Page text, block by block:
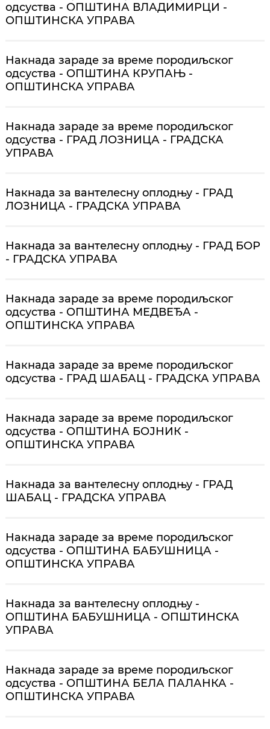
одсуства - ОПШТИНА ВЛАДИМИРЦИ -
ОПШТИНСКА УПРАВА
Накнада зараде за време породиљског
одсуства - ОПШТИНА КРУПАЊ -
ОПШТИНСКА УПРАВА
Накнада зараде за време породиљског
одсуства - ГРАД ЛОЗНИЦА - ГРАДСКА
УПРАВА
Накнада за вантелесну оплодњу - ГРАД
ЛОЗНИЦА - ГРАДСКА УПРАВА
Накнада за вантелесну оплодњу - ГРАД БОР
- ГРАДСКА УПРАВА
Накнада зараде за време породиљског
одсуства - ОПШТИНА МЕДВЕЂА -
ОПШТИНСКА УПРАВА
Накнада зараде за време породиљског
одсуства - ГРАД ШАБАЦ - ГРАДСКА УПРАВА
Накнада зараде за време породиљског
одсуства - ОПШТИНА БОЈНИК -
ОПШТИНСКА УПРАВА
Накнада за вантелесну оплодњу - ГРАД
ШАБАЦ - ГРАДСКА УПРАВА
Накнада зараде за време породиљског
одсуства - ОПШТИНА БАБУШНИЦА -
ОПШТИНСКА УПРАВА
Накнада за вантелесну оплодњу -
ОПШТИНА БАБУШНИЦА - ОПШТИНСКА
УПРАВА
Накнада зараде за време породиљског
одсуства - ОПШТИНА БЕЛА ПАЛАНКА -
ОПШТИНСКА УПРАВА